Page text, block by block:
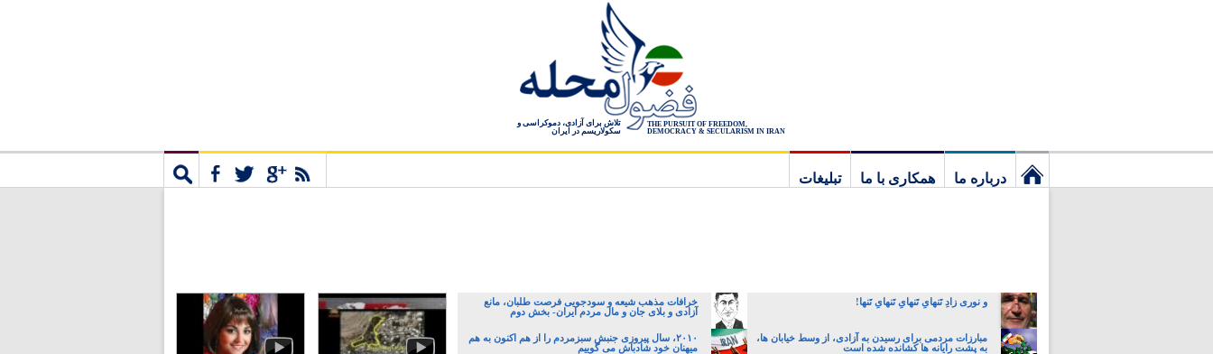
THE PURSUIT OF FREEDOM,
DEMOCRACY & SECULARISM IN IRAN
تلاش برای آزادی، دموکراسی و
سکولاریسم در ایران
درباره ما همکاری با ما
تبلیغات
و نوری زادِ تَنهایِ تَنهایِ تَنهایِ تَنها!
خرافات مذهب شیعه و سودجویی فرصت طلبان، مانع
آزادی و بلای جان و مال مردم ایران- بخش دوم
مبارزات مردمی برای رسیدن به آزادی، از وسط خیابان ها،
به پشت رایانه ها کشانده شده است
۲۰۱۰، سال پیروزی جنبش سبزمردم را از هم اکنون به هم
میهنان خود شادباش می گوییم